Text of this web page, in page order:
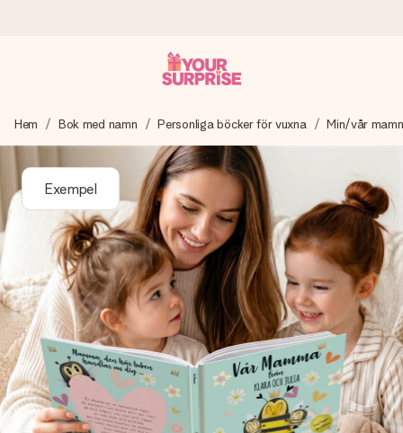
Vi skapar din gåva med omsorg och skickar den blixtsnabbt
– så att du kan ge den i precis rätt tid, när det betyder som
4,6 (baserat på +15 000 recensioner)
Våra gåvor inspirerar. Kunder ger oss 4,6 på Google
Reviews.
Gratis hälsning
Skapa något unikt med bara några få steg – med hennes
namn, ditt foto eller ett meddelande som verkligen berör
hennes hjärta. Inget krångel, bara med all kärlek för stunden.
Hem Bok med namn Personliga böcker för vuxna Min/vår
Exempel